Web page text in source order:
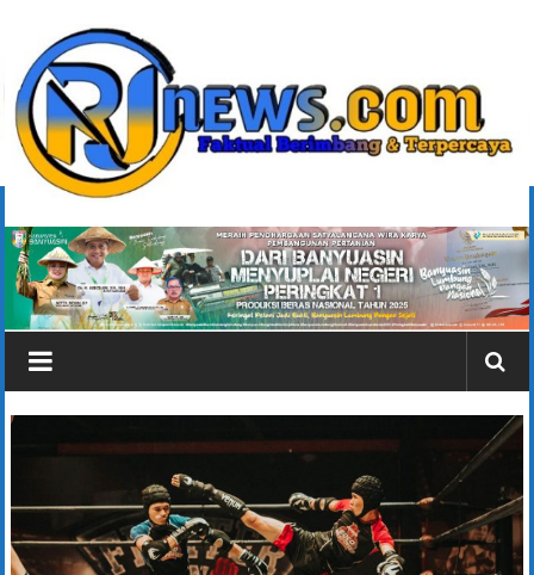
konten
rjonlinenews.com
Faktual
Berimbang
dan
Terpercaya